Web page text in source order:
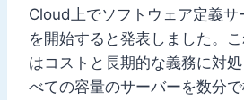
Cloud上でソフトウェア定義サ
を開始すると発表しました。
はコストと長期的な義務に対
べての容量のサーバーを数分